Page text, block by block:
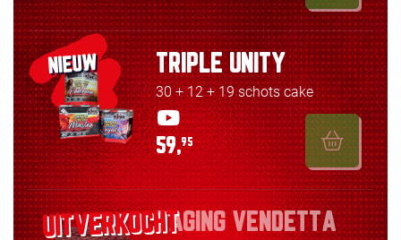
NIEUW TRIPLE UNITY
30 + 12 + 19 schots cake
59,95
RAGING VENDETTA